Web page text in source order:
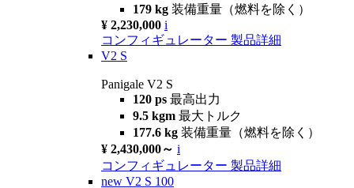
179 kg 装備重量（燃料を除く）
¥ 2,230,000 i
コンフィギュレーター 製品詳細
V2 S
Panigale V2 S
120 ps 最高出力
9.5 kgm 最大トルク
177.6 kg 装備重量（燃料を除く）
¥ 2,430,000～ i
コンフィギュレーター 製品詳細
new V2 S 100